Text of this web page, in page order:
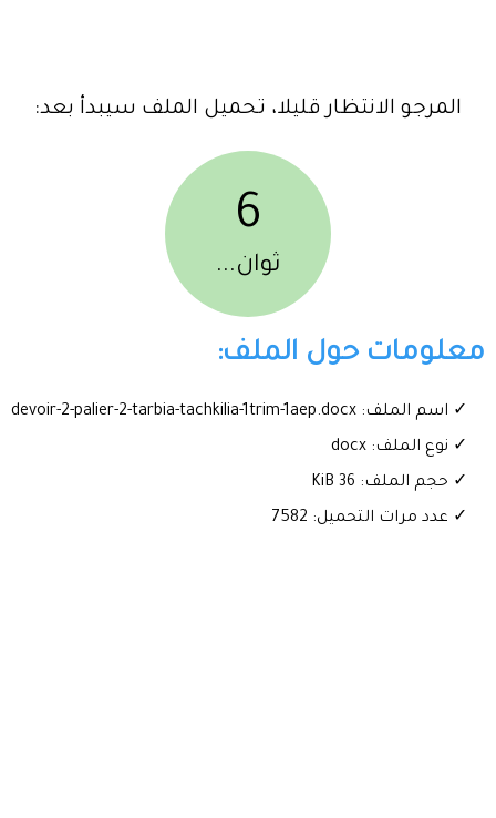
المرجو الانتظار قليلا، تحميل الملف سيبدأ بعد:
6
ثوان...
معلومات حول الملف:
✓ اسم الملف: devoir-2-palier-2-tarbia-tachkilia-1trim-1aep.docx
✓ نوع الملف: docx
✓ حجم الملف: 36 KiB
✓ عدد مرات التحميل: 7582